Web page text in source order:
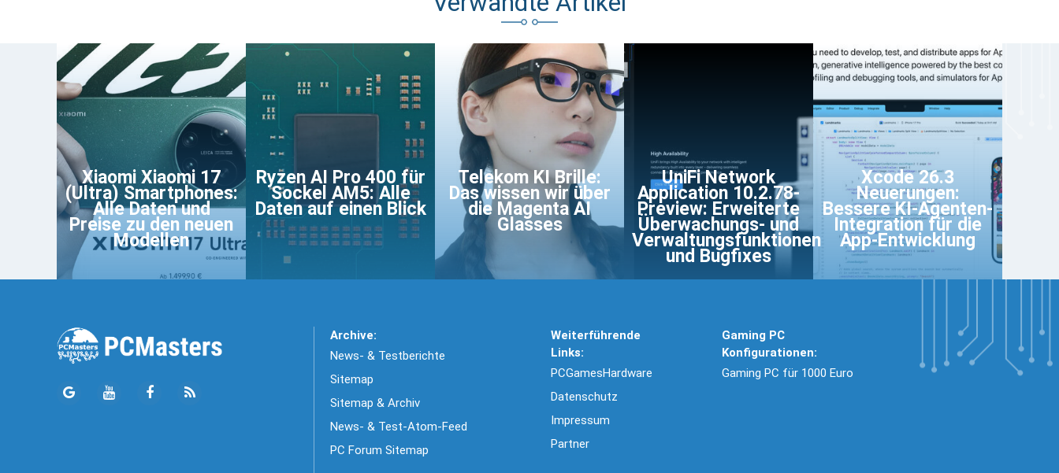
Xiaomi Xiaomi 17
(Ultra) Smartphones:
Alle Daten und
Preise zu den neuen
Modellen
Ryzen AI Pro 400 für
Sockel AM5: Alle
Daten auf einen Blick
Telekom KI Brille:
Das wissen wir über
die Magenta AI
Glasses
UniFi Network
Application 10.2.78-
Preview: Erweiterte
Überwachungs- und
Verwaltungsfunktionen
und Bugfixes
Xcode 26.3
Neuerungen:
Bessere KI-Agenten-
Integration für die
App-Entwicklung
Archive:
News- & Testberichte
Sitemap
Sitemap & Archiv
News- & Test-Atom-Feed
PC Forum Sitemap
Weiterführende
Links:
PCGamesHardware
Datenschutz
Impressum
Partner
Gaming PC
Konfigurationen:
Gaming PC für 1000 Euro